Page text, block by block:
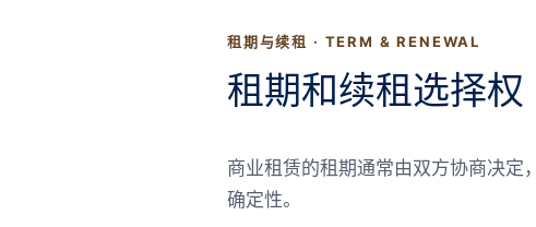
租期与续租 · TERM & RENEWAL
租期和续租选择权
商业租赁的租期通常由双方协商决定
确定性。